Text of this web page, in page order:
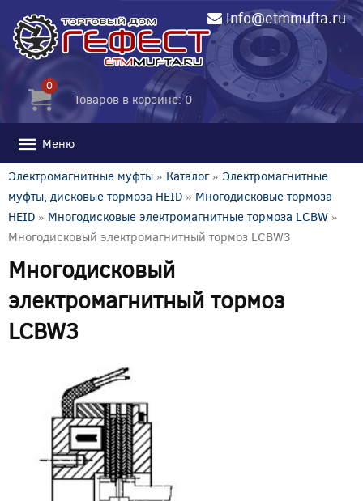
info@etmmufta.ru
0
Товаров в корзине: 0
Меню
Электромагнитные муфты » Каталог» Электромагнитные
муфты, дисковые тормоза HEID » Многодисковые тормоза
HEID » Многодисковые электромагнитные тормоза LCBW »
Многодисковый электромагнитный тормоз LCBW3
Многодисковый
электромагнитный тормоз
LCBW3